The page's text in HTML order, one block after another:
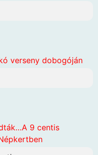
verseny dobogóján
9 centis